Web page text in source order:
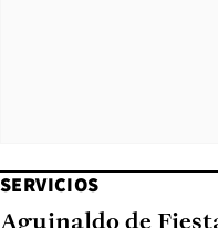
SERVICIOS